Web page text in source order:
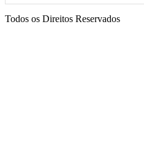
Todos os Direitos Reservados